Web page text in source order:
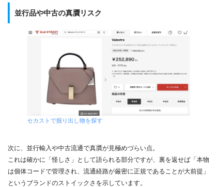
並行品や中古の真贋リスク
セカストで掘り出し物を探す
次に、並行輸入や中古流通で真贋が見極めづらい点。
これは確かに「怪しさ」として語られる部分ですが、裏を返せば「本物
は個体コードで管理され、流通経路が厳密に正規であることが大前提」
というブランドのストイックさを示しています。